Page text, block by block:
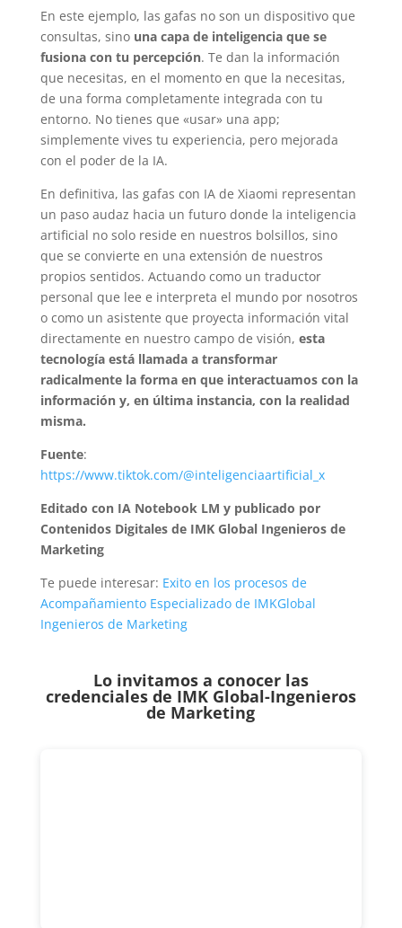
En este ejemplo, las gafas no son un dispositivo que
consultas, sino una capa de inteligencia que se
fusiona con tu percepción. Te dan la información
que necesitas, en el momento en que la necesitas,
de una forma completamente integrada con tu
entorno. No tienes que «usar» una app;
simplemente vives tu experiencia, pero mejorada
con el poder de la IA.
En definitiva, las gafas con IA de Xiaomi representan
un paso audaz hacia un futuro donde la inteligencia
artificial no solo reside en nuestros bolsillos, sino
que se convierte en una extensión de nuestros
propios sentidos. Actuando como un traductor
personal que lee e interpreta el mundo por nosotros
o como un asistente que proyecta información vital
directamente en nuestro campo de visión, esta
tecnología está llamada a transformar
radicalmente la forma en que interactuamos con la
información y, en última instancia, con la realidad
misma.
Fuente:
https://www.tiktok.com/@inteligenciaartificial_x
Editado con IA Notebook LM y publicado por
Contenidos Digitales de IMK Global Ingenieros de
Marketing
Te puede interesar: Exito en los procesos de
Acompañamiento Especializado de IMKGlobal
Ingenieros de Marketing
Lo invitamos a conocer las
credenciales de IMK Global-Ingenieros
de Marketing